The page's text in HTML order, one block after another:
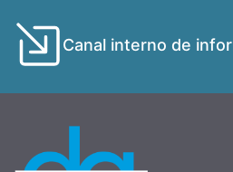
Canal interno de